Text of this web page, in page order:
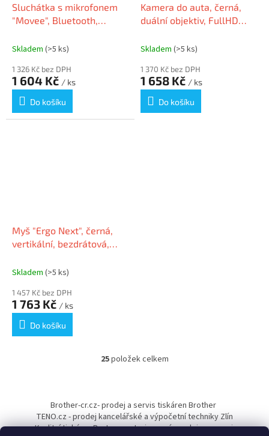
Sluchátka s mikrofonem
"Movee", Bluetooth,
HBV50UF-V2
Skladem (>5 ks)
1 326 Kč bez DPH
1 604 Kč / ks
Do košíku
Kamera do auta, černá,
duální objektiv, FullHD
DAS15UF
Skladem (>5 ks)
1 370 Kč bez DPH
1 658 Kč / ks
Do košíku
Myš "Ergo Next", černá,
vertikální, bezdrátová,
FACTORY EMR20UF-N
Skladem (>5 ks)
1 457 Kč bez DPH
1 763 Kč / ks
Do košíku
O
d
a
25položek celkem
a
Brother-cr.cz- prodej a servis tiskáren Brother
TENO.cz - prodej kancelářské a výpočetní techniky Zlín
Kvalitní tiskárny Pantum - autorizovaný prodejce a servis